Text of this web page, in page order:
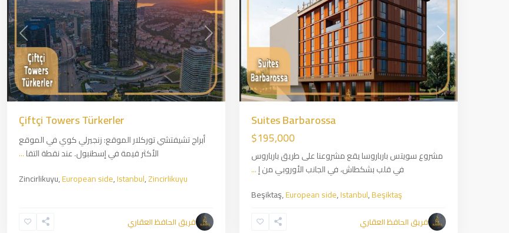
Next
Suites Barbarossa
$195,000
مشروع سويتس بارباروسا يقع مشروعنا على طريق بارباروس
في قلب بشكطاش، في الجانب الأوروبي من إ...
Beşiktaş,European side,Istanbul,Beşiktaş
فريق الحافظ العقاري
Previous Next
Çiftçi Towers Türkerler
أبراج تشيفتشي توركلار الموقع: زنجيرلي كوي في الموقع
الأكثر قيمة في إسطنبول. عند نقطة التقا...
Zincirlikuyu,European side,Istanbul,Zincirlikuyu
فريق الحافظ العقاري
European
side,
European
side,